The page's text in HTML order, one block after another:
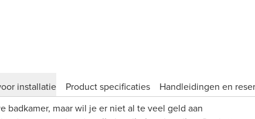
installatie Product specificaties Handleidingen en
badkamer, maar wil je er niet al te veel geld aan